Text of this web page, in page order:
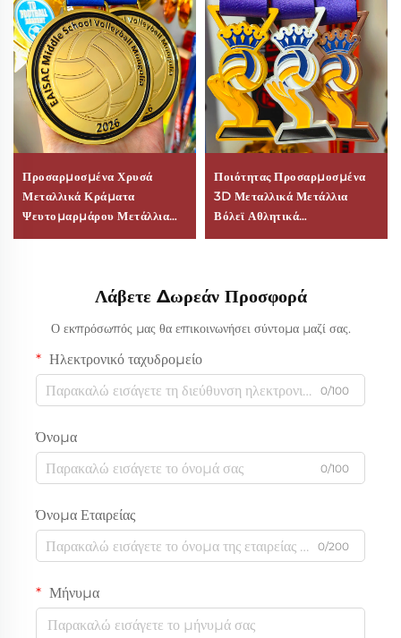
Προσαρμοσμένα Χρυσά
Μεταλλικά Κράματα
Ψευτομαρμάρου Μετάλλια
Λογότυπο Προσωποποίηση
Ποιότητας Προσαρμοσμένα
3D Μεταλλικά Μετάλλια
Βόλεϊ Αθλητικά
Ψευδαργύρου
Λάβετε Δωρεάν Προσφορά
Ο εκπρόσωπός μας θα επικοινωνήσει σύντομα μαζί σας.
Ηλεκτρονικό ταχυδρομείο
0/100
Όνομα
0/100
Όνομα Εταιρείας
0/200
Μήνυμα